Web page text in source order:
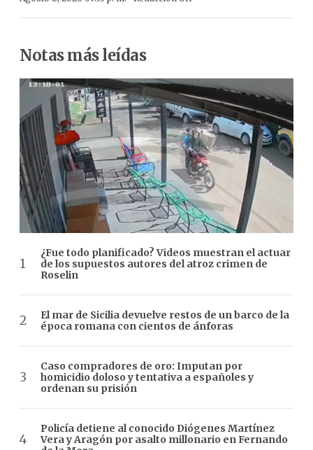
Notas más leídas
¿Fue todo planificado? Videos muestran el actuar
de los supuestos autores del atroz crimen de
Roselin
El mar de Sicilia devuelve restos de un barco de la
época romana con cientos de ánforas
Caso compradores de oro: Imputan por
homicidio doloso y tentativa a españoles y
ordenan su prisión
Policía detiene al conocido Diógenes Martínez
Vera y Aragón por asalto millonario en Fernando